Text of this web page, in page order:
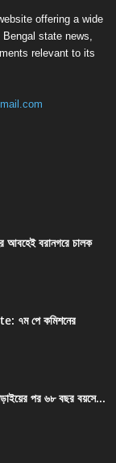
offering a wide
state news,
relevant to its
বরানগরে চালক
পে কমিশনের
পর ৬৮ বছর বয়সে...